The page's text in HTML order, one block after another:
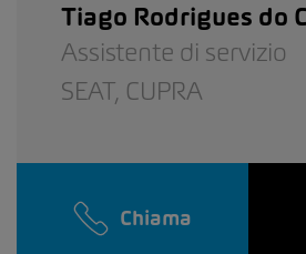
Tiago Rodrigues do
Assistente di servizio
SEAT, CUPRA
Chiama